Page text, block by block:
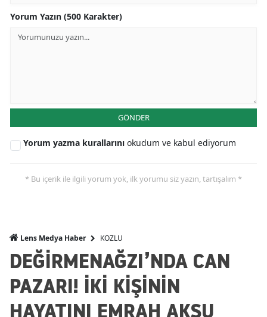
Yorum Yazın (500 Karakter)
GÖNDER
Yorum yazma kurallarını okudum ve kabul ediyorum
* Bu içerik ile ilgili yorum yok, ilk yorumu siz yazın, tartışalım *
Lens Medya Haber KOZLU
DEĞİRMENAĞZI’NDA CAN
PAZARI! İKİ KİŞİNİN
HAYATINI EMRAH AKSU